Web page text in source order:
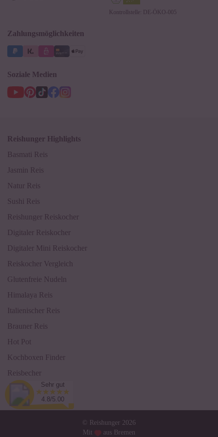
Kontrollstelle: DE-ÖKO-005
Zahlungsmöglichkeiten
Soziale Medien
Reishunger Highlights
Basmati Reis
Jasmin Reis
Natur Reis
Sushi Reis
Reishunger Reiskocher
Digitaler Reiskocher
Digitaler Mini Reiskocher
Reiskocher Vergleich
Glutenfreie Nudeln
Himalaya Reis
Italienischer Reis
Brauner Reis
Hot Pot
Kochboxen Finder
Reisbecher
Sushi Einsteiger Box
© Reishunger 2026
Mit
aus Bremen
Sehr gut
4.8/5.00